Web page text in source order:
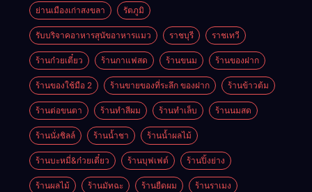
ย่านเมืองเก่าสงขลา รัตภูมิ
รับบริจาคอาหารสุนัขอาหารแมว ราชบุรี ราชเทวี
ร้านก๋วยเตี๋ยว ร้านกาแฟสด ร้านขนม ร้านของฝาก
ร้านของใช้มือ 2 ร้านขายของที่ระลึก ของฝาก ร้านข้าวต้ม
ร้านต่อขนตา ร้านทำสีผม ร้านทำเล็บ ร้านนมสด
ร้านนั่งชิลล์ ร้านน้ำชา ร้านน้ำผลไม้
ร้านบะหมี่&ก๋วยเตี๋ยว ร้านบุฟเฟต์ ร้านปิ้งย่าง
ร้านผลไม้ ร้านมัทฉะ ร้านยืดผม ร้านราเมง